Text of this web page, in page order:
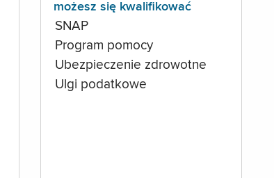
możesz się kwalifikować
SNAP
Program pomocy
Ubezpieczenie zdrowotne
Ulgi podatkowe